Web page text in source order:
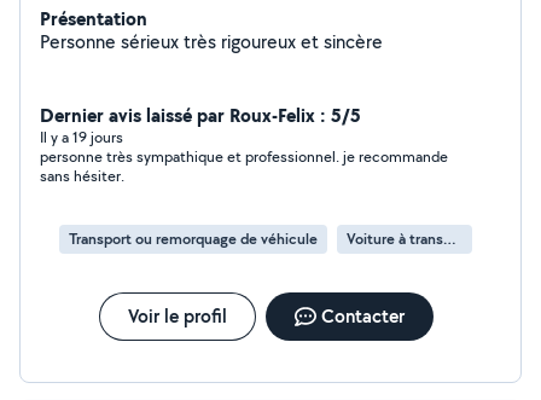
Présentation
Personne sérieux très rigoureux et sincère
Dernier avis laissé par Roux-Felix : 5/5
Il y a 19 jours
personne très sympathique et professionnel. je recommande
sans hésiter.
Transport ou remorquage de véhicule Voiture à transporter
Voir le profil Contacter